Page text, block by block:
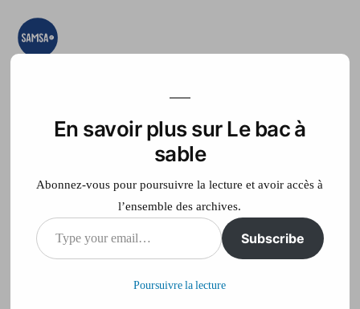
Aller
teste, on expérimente
Accueil France Télé
Dormir dans un igloo,
le grand frisson !
En savoir plus sur Le bac à
sable
Abonnez-vous pour poursuivre la lecture et avoir accès à
l’ensemble des archives.
Type
your
Subscribe
Poursuivre la lecture